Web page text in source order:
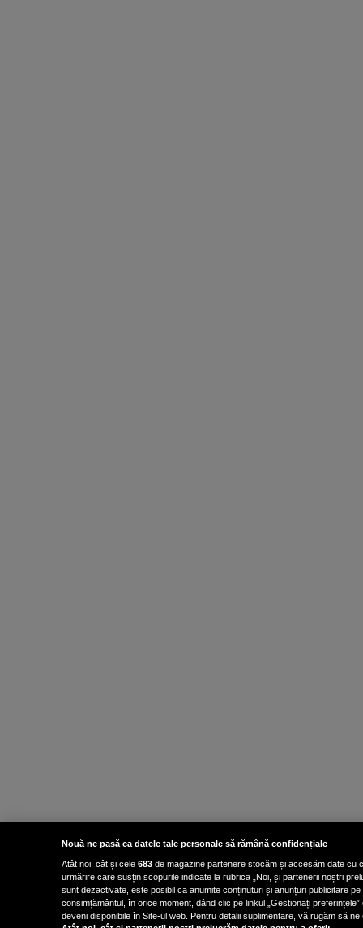
Nouă ne pasă ca datele tale personale să rămână confidențiale
Atât noi, cât și cele 683 de magazine partenere stocăm și accesăm date cu
urmărire care susțin scopurile indicate la rubrica „Noi, și partenerii noștri
sunt dezactivate, este posibil ca anumite conținuturi și anunțuri publicitare
consimțământul, în orice moment, dând clic pe linkul „Gestionați
deveni disponibile în Site-ul web. Pentru detalii suplimentare, vă rugăm să